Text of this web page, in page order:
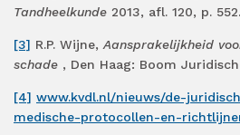
Tandheelkunde 2013, afl. 120, p. 552.
[3] R.P. Wijne, Aansprakelijkheid
schade , Den Haag: Boom
[4] www.kvdl.nl/nieuws/de-
medische-protocollen-en-